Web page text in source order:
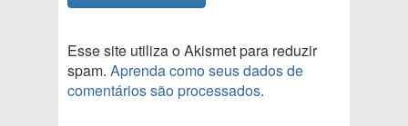
Esse site utiliza o Akismet para reduzir
spam. Aprenda como seus dados de
comentários são processados.